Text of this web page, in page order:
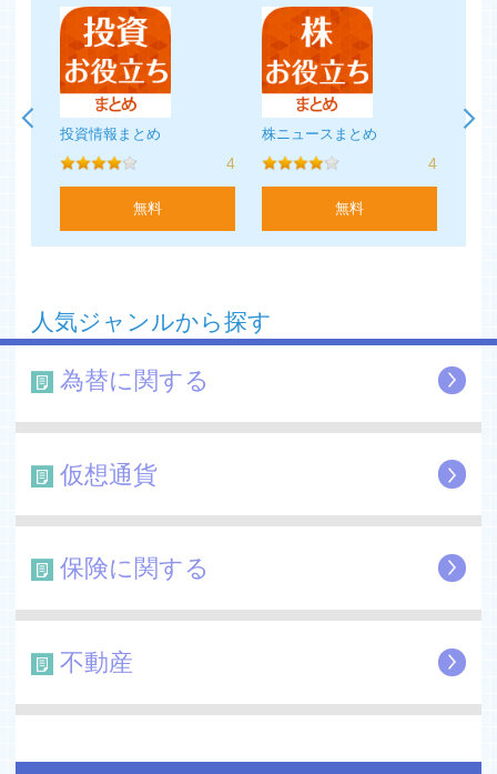
ニュース画面
リアルタイムで配信されるテキストニュースをPC版と同
様の内容で確認できます。
■推奨環境
OS:iOS9以上
■加入団体
一般社団法人金融先物取引業協会
日本商品先物取引協会
(株)日本商品清算機構
一般社団法人全国住宅産業協会
関東財務局長(金商)第1614号
経済産業省20161108商第10号
投資情報まとめ
4
無料
株ニュースまとめ
4
無料
人気ジャンルから探す
為替に関する
仮想通貨
保険に関する
不動産